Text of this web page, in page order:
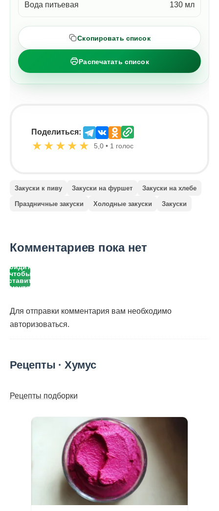
Вода питьевая 130 мл
Скопировать список
Распечатать список
Поделиться:
★ ★ ★ ★ ★ 5,0 • 1 голос
Закуски к пиву Закуски на фуршет Закуски на хлебе
Праздничные закуски Холодные закуски Закуски
Комментариев пока нет
Войдите,
чтобы
оставить
Для отправки комментария вам необходимо
авторизоваться.
Рецепты · Хумус
Рецепты подборки